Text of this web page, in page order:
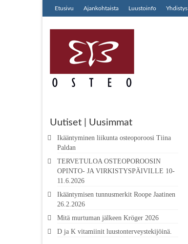
Etusivu Ajankohtaista Luustoinfo Yhdistys
Uutiset | Uusimmat
Ikääntyminen liikunta osteoporoosi Tiina
Paldan
TERVETULOA OSTEOPOROOSIN
OPINTO- JA VIRKISTYSPÄIVILLE 10-
11.6.2026
Ikääntymisen tunnusmerkit Roope Jaatinen
26.2.2026
Mitä murtuman jälkeen Kröger 2026
D ja K vitamiinit luustonterveystekijöinä.